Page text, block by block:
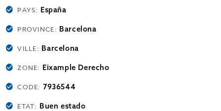
PAYS: España
PROVINCE: Barcelona
VILLE: Barcelona
ZONE: Eixample Derecho
CODE:7936544
ETAT: Buen estado